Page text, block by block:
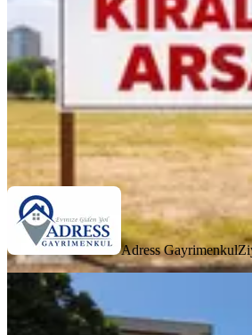
1500 m²
·130/m²·
195.000 ₺
Adress Gayrimenkul Ziya Yildiz
Ara
Adress Gayrimenkul
Kiralık 315m2 Arsa